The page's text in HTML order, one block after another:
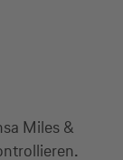
Miles &